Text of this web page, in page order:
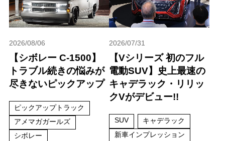
2026/08/06
【シボレー C-1500】
トラブル続きの悩みが
尽きないピックアップ
ピックアップトラック
アメマガガールズ
シボレー
2026/07/31
【Vシリーズ 初のフル
電動SUV】史上最速の
キャデラック・リリッ
クVがデビュー!!
SUV
キャデラック
新車インプレッション